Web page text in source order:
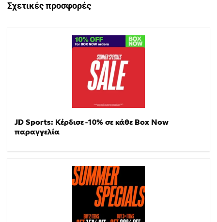
Σχετικές προσφορές
JD Sports: Κέρδισε -10% σε κάθε Box Now
παραγγελία